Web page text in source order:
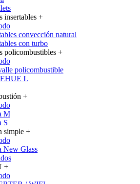
insertables +
convección natural
con turbo
policombustibles +
policombustible
L
+
M
S
simple +
New Glass
+